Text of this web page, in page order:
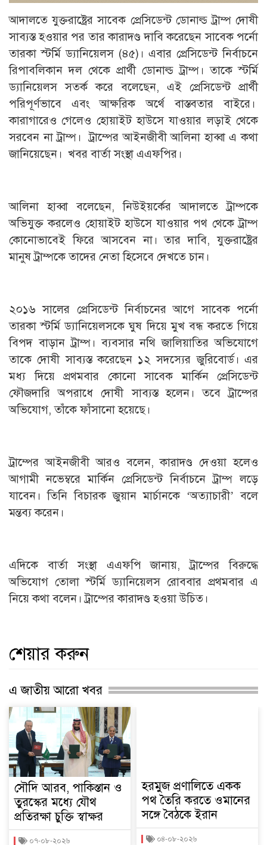
আদালতে যুক্তরাষ্ট্রের সাবেক প্রেসিডেন্ট ডোনাল্ড ট্রাম্প দোষী
সাব্যস্ত হওয়ার পর তার কারাদণ্ড দাবি করেছেন সাবেক পর্নো
তারকা স্টর্মি ড্যানিয়েলস (৪৫)। এবার প্রেসিডেন্ট নির্বাচনে
রিপাবলিকান দল থেকে প্রার্থী ডোনাল্ড ট্রাম্প। তাকে স্টর্মি
ড্যানিয়েলস সতর্ক করে বলেছেন, এই প্রেসিডেন্ট প্রার্থী
পরিপূর্ণভাবে এবং আক্ষরিক অর্থে বাস্তবতার বাইরে।
কারাগারেও গেলেও হোয়াইট হাউসে যাওয়ার লড়াই থেকে
সরবেন না ট্রাম্প। ট্রাম্পের আইনজীবী আলিনা হাব্বা এ কথা
জানিয়েছেন। খবর বার্তা সংস্থা এএফপির।
আলিনা হাব্বা বলেছেন, নিউইয়র্কের আদালতে ট্রাম্পকে
অভিযুক্ত করলেও হোয়াইট হাউসে যাওয়ার পথ থেকে ট্রাম্প
কোনোভাবেই ফিরে আসবেন না। তার দাবি, যুক্তরাষ্ট্রের
মানুষ ট্রাম্পকে তাদের নেতা হিসেবে দেখতে চান।
২০১৬ সালের প্রেসিডেন্ট নির্বাচনের আগে সাবেক পর্নো
তারকা স্টর্মি ড্যানিয়েলসকে ঘুষ দিয়ে মুখ বন্ধ করতে গিয়ে
বিপদ বাড়ান ট্রাম্প। ব্যবসার নথি জালিয়াতির অভিযোগে
তাকে দোষী সাব্যস্ত করেছেন ১২ সদস্যের জুরিবোর্ড। এর
মধ্য দিয়ে প্রথমবার কোনো সাবেক মার্কিন প্রেসিডেন্ট
ফৌজদারি অপরাধে দোষী সাব্যস্ত হলেন। তবে ট্রাম্পের
অভিযোগ, তাঁকে ফাঁসানো হয়েছে।
ট্রাম্পের আইনজীবী আরও বলেন, কারাদণ্ড দেওয়া হলেও
আগামী নভেম্বরে মার্কিন প্রেসিডেন্ট নির্বাচনে ট্রাম্প লড়ে
যাবেন। তিনি বিচারক জুয়ান মার্চানকে ‘অত্যাচারী’ বলে
মন্তব্য করেন।
এদিকে বার্তা সংস্থা এএফপি জানায়, ট্রাম্পের বিরুদ্ধে
অভিযোগ তোলা স্টর্মি ড্যানিয়েলস রোববার প্রথমবার এ
নিয়ে কথা বলেন। ট্রাম্পের কারাদণ্ড হওয়া উচিত।
শেয়ার করুন
এ জাতীয় আরো খবর
সৌদি আরব, পাকিস্তান ও
তুরস্কের মধ্যে যৌথ
প্রতিরক্ষা চুক্তি স্বাক্ষর
০৭-০৮-২০২৬
হরমুজ প্রণালিতে একক
পথ তৈরি করতে ওমানের
সঙ্গে বৈঠকে ইরান
০৪-০৮-২০২৬